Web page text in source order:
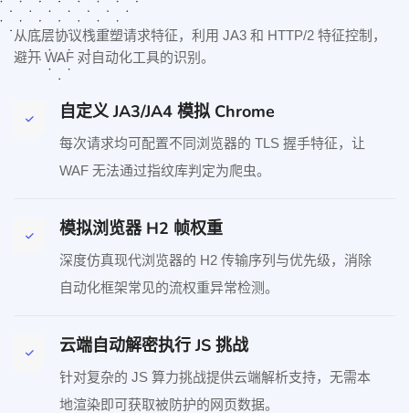
从底层协议栈重塑请求特征，利用 JA3 和 HTTP/2 特征控制，
避开 WAF 对自动化工具的识别。
自定义 JA3/JA4 模拟 Chrome
每次请求均可配置不同浏览器的 TLS 握手特征，让
WAF 无法通过指纹库判定为爬虫。
模拟浏览器 H2 帧权重
深度仿真现代浏览器的 H2 传输序列与优先级，消除
自动化框架常见的流权重异常检测。
云端自动解密执行 JS 挑战
针对复杂的 JS 算力挑战提供云端解析支持，无需本
地渲染即可获取被防护的网页数据。